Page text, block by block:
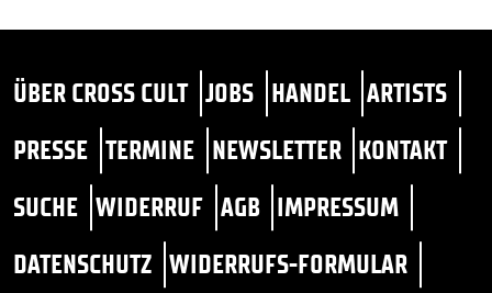
ÜBER CROSS CULT JOBS HANDEL ARTISTS
PRESSE TERMINE NEWSLETTER KONTAKT
SUCHE WIDERRUF AGB IMPRESSUM
DATENSCHUTZ WIDERRUFS-FORMULAR